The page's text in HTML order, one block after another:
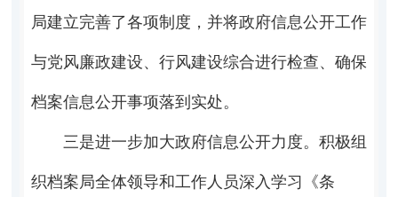
局建立完善了各项制度，并将政府信息公开工作
与党风廉政建设、行风建设综合进行检查、确保
档案信息公开事项落到实处。
三是进一步加大政府信息公开力度。积极组
织档案局全体领导和工作人员深入学习《条